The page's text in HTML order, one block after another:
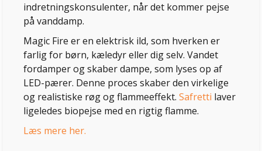
indretningskonsulenter, når det kommer pejse
på vanddamp.
Magic Fire er en elektrisk ild, som hverken er
farlig for børn, kæledyr eller dig selv. Vandet
fordamper og skaber dampe, som lyses op af
LED-pærer. Denne proces skaber den virkelige
og realistiske røg og flammeeffekt. Safretti laver
ligeledes biopejse med en rigtig flamme.
Læs mere her.